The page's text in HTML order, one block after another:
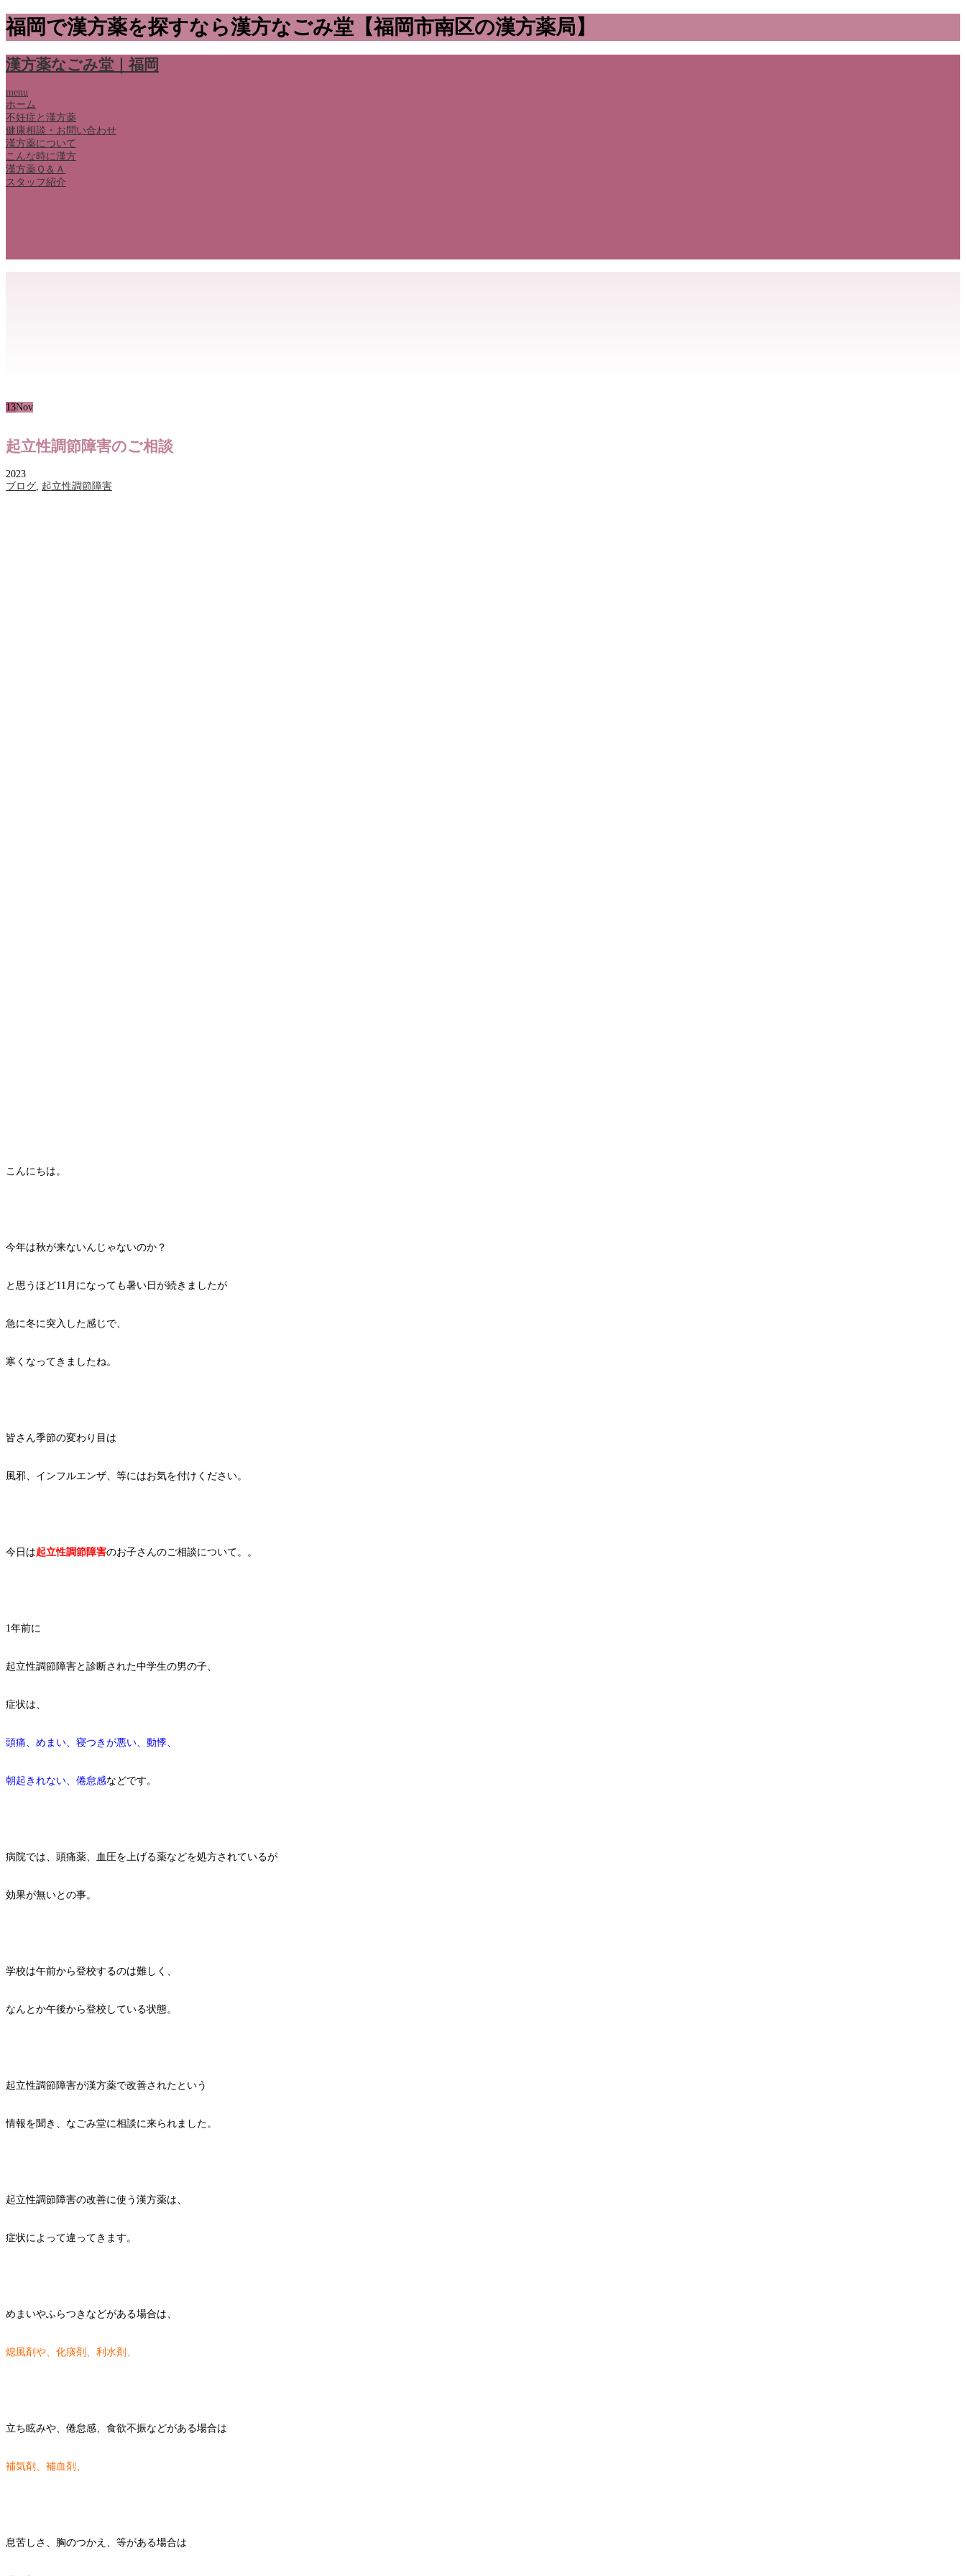
福岡で漢方薬を探すなら漢方なごみ堂【福岡市南区の漢方薬局】
漢方薬なごみ堂｜福岡
menu
ホーム
不妊症と漢方薬
健康相談・お問い合わせ
漢方薬について
こんな時に漢方
漢方薬Ｑ＆Ａ
スタッフ紹介
13Nov
起立性調節障害のご相談
2023
ブログ, 起立性調節障害
こんにちは。
今年は秋が来ないんじゃないのか？
と思うほど11月になっても暑い日が続きましたが
急に冬に突入した感じで、
寒くなってきましたね。
皆さん季節の変わり目は
風邪、インフルエンザ、等にはお気を付けください。
今日は起立性調節障害のお子さんのご相談について。。
1年前に
起立性調節障害と診断された中学生の男の子、
症状は、
頭痛、めまい、寝つきが悪い、動悸、
朝起きれない、倦怠感などです。
病院では、頭痛薬、血圧を上げる薬などを処方されているが
効果が無いとの事。
学校は午前から登校するのは難しく、
なんとか午後から登校している状態。
起立性調節障害が漢方薬で改善されたという
情報を聞き、なごみ堂に相談に来られました。
起立性調節障害の改善に使う漢方薬は、
症状によって違ってきます。
めまいやふらつきなどがある場合は、
熄風剤や、化痰剤、利水剤、
立ち眩みや、倦怠感、食欲不振などがある場合は
補気剤、補血剤、
息苦しさ、胸のつかえ、等がある場合は